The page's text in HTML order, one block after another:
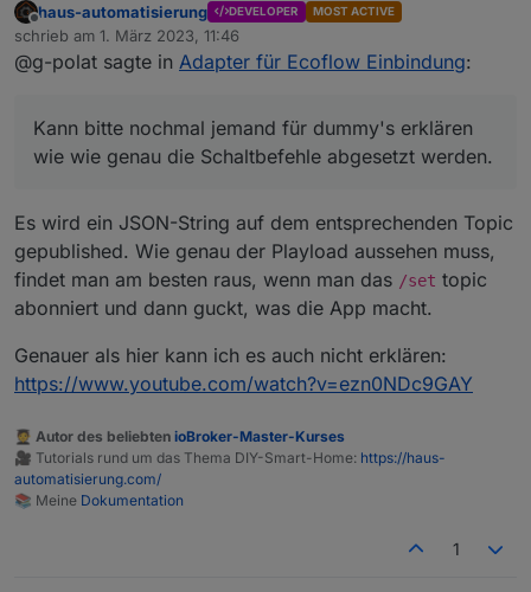
Kann bitte nochmal jemand für dummy's erklären wie
wie genau die Schaltbefehle abgesetzt werden. Am
besten mit einem Beispiel. Besten Dank.
Offline
haus-automatisierung DEVELOPER MOST ACTIVE
schrieb am 1. März 2023, 11:46
zuletzt editiert von
@g-polat sagte in Adapter für Ecoflow Einbindung:
Kann bitte nochmal jemand für dummy's erklären
wie wie genau die Schaltbefehle abgesetzt werden.
Es wird ein JSON-String auf dem entsprechenden Topic
gepublished. Wie genau der Playload aussehen muss,
findet man am besten raus, wenn man das /set topic
abonniert und dann guckt, was die App macht.
Genauer als hier kann ich es auch nicht erklären:
https://www.youtube.com/watch?v=ezn0NDc9GAY
🧑‍🎓 Autor des beliebten ioBroker-Master-Kurses
🎥 Tutorials rund um das Thema DIY-Smart-Home: https://haus-
automatisierung.com/
📚 Meine Dokumentation
1